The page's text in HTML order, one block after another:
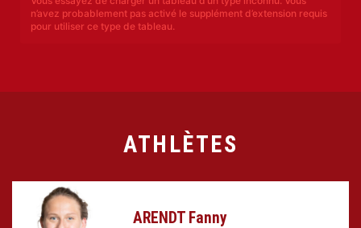
n’avez probablement pas activé le supplément d’extension requis
pour utiliser ce type de tableau.
ATHLÈTES
ARENDT Fanny